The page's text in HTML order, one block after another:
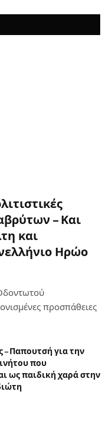
– Και
και
Ηρώο
προσπάθειες
Παπουτσή για την
που
ως παιδική χαρά στην